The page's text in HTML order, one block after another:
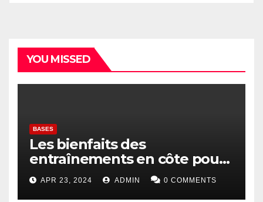
YOU MISSED
BASES
Les bienfaits des
entraînements en côte pour
les coureurs
APR 23, 2024 ADMIN 0 COMMENTS